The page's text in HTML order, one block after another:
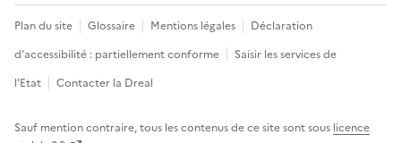
Plan du site Glossaire Mentions légales
Déclaration
d’accessibilité : partiellement conforme
Saisir les services de
l’Etat
Contacter la Dreal
Sauf mention contraire, tous les contenus de ce site sont sous licence